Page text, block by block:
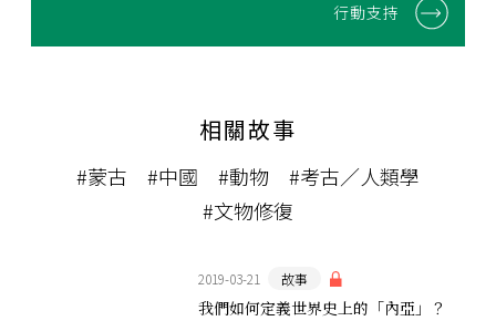
行動支持
相關故事
#蒙古 #中國 #動物
#考古／人類學
#文物修復
2019-03-21 故事
我們如何定義世界史上的「內亞」？